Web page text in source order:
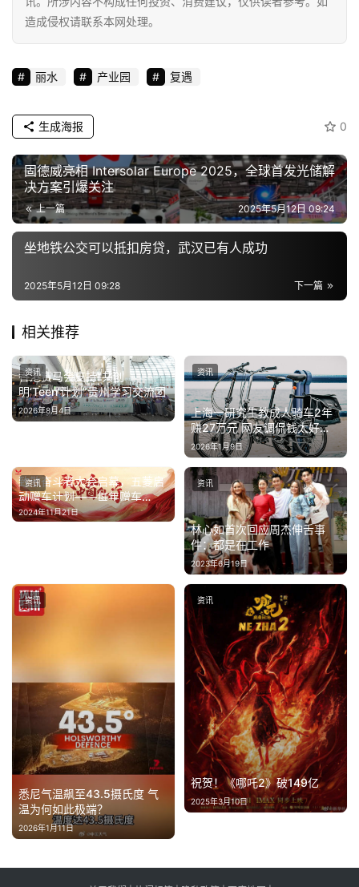
造成侵权请联系本网处理。
丽水 产业园 复遇
0
生成海报
固德威亮相 Intersolar Europe 2025，全球首发光储解
决方案引爆关注
上一篇 2025年5月12日 09:24
坐地铁公交可以抵扣房贷，武汉已有人成功
下一篇
2025年5月12日 09:28
相关推荐
香港赛马会支持“共创
明‘Teen’计划”贵州学习交流团
2026年8月4日
资讯
上海一研究生教成人骑车2年
赚27万元 网友调侃钱太好
赚：本人回应
2026年1月9日
资讯
致敬奋斗者大会启幕，五菱启
动赠车计划——每年赠车
1500万元助力“奋斗者”创富
2024年11月21日
资讯
林心如首次回应周杰伸舌事
件：都是在工作
2023年6月19日
资讯
悉尼气温飙至43.5摄氏度 气
温为何如此极端？
2026年1月11日
资讯
祝贺！《哪吒2》破149亿
2025年3月10日
资讯